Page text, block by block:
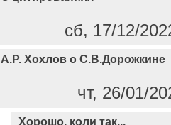
сб, 17/12/
А.Р. Хохлов о С.В.Дорожкине
чт, 26/01/
Хорошо, коли так...